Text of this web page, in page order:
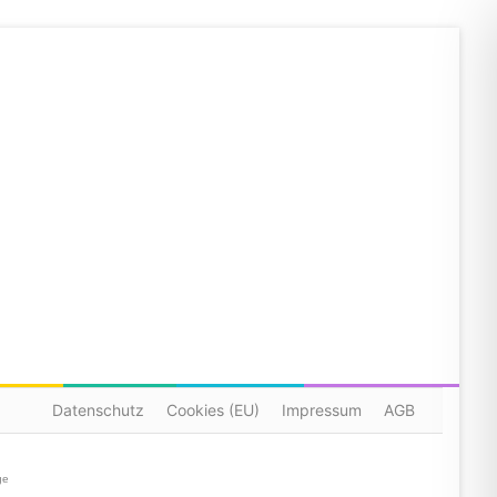
Datenschutz Cookies (EU) Impressum AGB